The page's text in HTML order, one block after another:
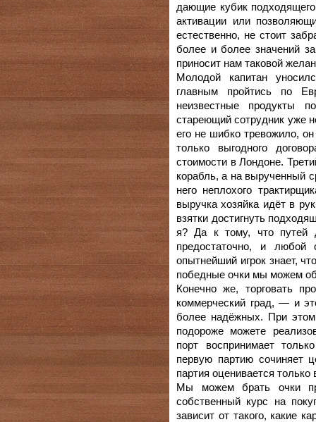
дающие кубик
активации или
естественно, не стоит
более и более значений
приносит нам таковой
Молодой капитан
главным пройтись по
неизвестные продукты
стареющий сотрудник уже
его не шибко тревожило,
только выгодного
стоимости в Лондоне.
корабль, а на вырученный
него неплохого
выручка хозяйка идёт в
взятки достигнуть
я? Да к тому, что путей
предостаточно, и любой
опытнейший игрок знает,
победные очки мы можем
Конечно же, торговать
коммерческий град, — и
более надёжных. При
подороже можете
порт воспринимает
первую партию сочиняет
партия оценивается только
Мы можем брать очки
собственный курс на
зависит от такого, какие